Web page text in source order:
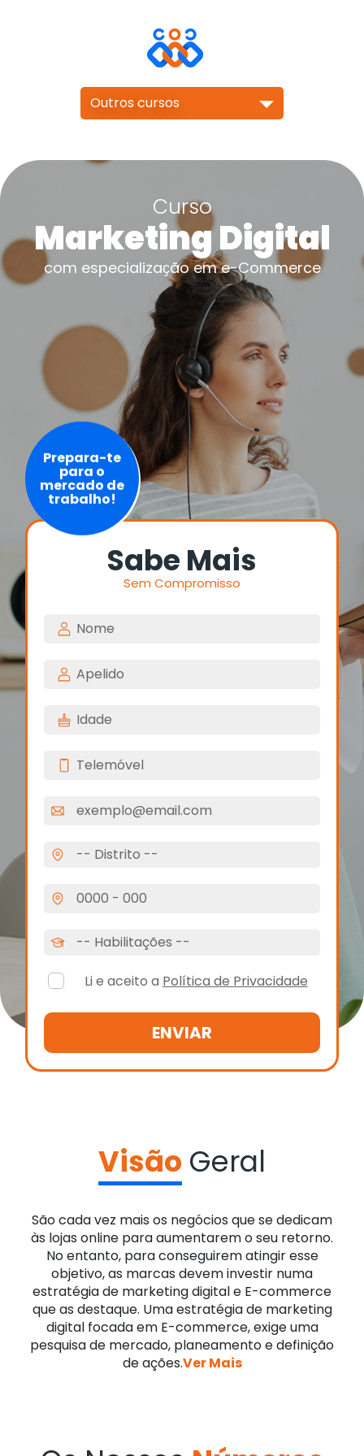
Outros cursos
Curso
Marketing Digital
com especializaҫão em e-Commerce
Prepara-te
para o
mercado de
trabalho!
Sabe Mais
Sem Compromisso
Li e aceito a Política de Privacidade
Visão Geral
São cada vez mais os negócios que se dedicam
às lojas online para aumentarem o seu retorno.
No entanto, para conseguirem atingir esse
objetivo, as marcas devem investir numa
estratégia de marketing digital e E-commerce
que as destaque. Uma estratégia de marketing
digital focada em E-commerce, exige uma
pesquisa de mercado, planeamento e definição
de ações.Ver Mais